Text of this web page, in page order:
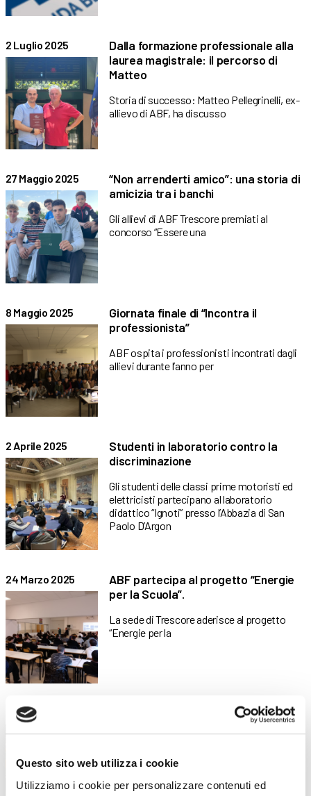
Questo sito web utilizza i cookie
Utilizziamo i cookie per personalizzare contenuti ed
2 Luglio 2025
Dalla formazione professionale alla
laurea magistrale: il percorso di
Matteo
Storia di successo: Matteo Pellegrinelli, ex-
allievo di ABF, ha discusso
27 Maggio 2025
“Non arrenderti amico”: una storia di
amicizia tra i banchi
Gli allievi di ABF Trescore premiati al
concorso “Essere una
8 Maggio 2025
Giornata finale di “Incontra il
professionista”
ABF ospita i professionisti incontrati dagli
allievi durante l’anno per
2 Aprile 2025
Studenti in laboratorio contro la
discriminazione
Gli studenti delle classi prime motoristi ed
elettricisti partecipano al laboratorio
didattico “Ignoti” presso l’Abbazia di San
Paolo D’Argon
24 Marzo 2025
ABF partecipa al progetto “Energie
per la Scuola”.
La sede di Trescore aderisce al progetto
“Energie per la
28 Maggio 2024 ABF per il volontariato internazionale
ABF Trescore collabora con Celim di